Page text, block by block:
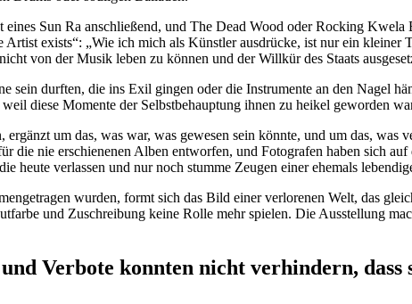
Sun Ra anschließend, und The Dead Wood oder Rocking
exists“: „Wie ich mich als Künstler ausdrücke, ist nur ein kleiner
von der Musik leben zu können und der Willkür des Staats
sein durften, die ins Exil gingen oder die Instrumente an den Nagel
diese Momente der Selbstbehauptung ihnen zu heikel geworden
um das, was war, was gewesen sein könnte, und um das,
die nie erschienenen Alben entworfen, und Fotografen haben sich
heute verlassen und nur noch stumme Zeugen einer ehemals
wurden, formt sich das Bild einer verlorenen Welt, das
und Zuschreibung keine Rolle mehr spielen. Die Ausstellung
Verbote konnten nicht verhindern,